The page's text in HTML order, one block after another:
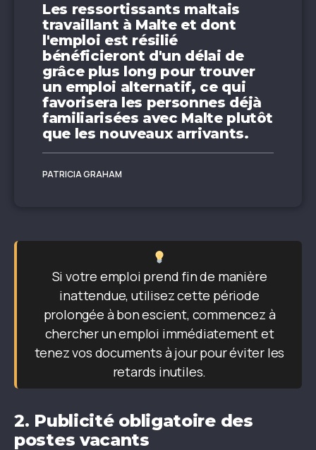
Les ressortissants maltais
travaillant à Malte et dont
l'emploi est résilié
bénéficieront d'un délai de
grâce plus long pour trouver
un emploi alternatif, ce qui
favorisera les personnes déjà
familiarisées avec Malte plutôt
que les nouveaux arrivants.
PATRICIA GRAHAM
Si votre emploi prend fin de manière
inattendue, utilisez cette période
prolongée à bon escient, commencez à
chercher un emploi immédiatement et
tenez vos documents à jour pour éviter les
retards inutiles.
2. Publicité obligatoire des
postes vacants